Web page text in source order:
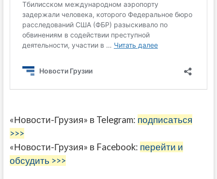
«Новости-Грузия» в Telegram: подписаться
>>>
«Новости-Грузия» в Facebook: перейти и
обсудить >>>